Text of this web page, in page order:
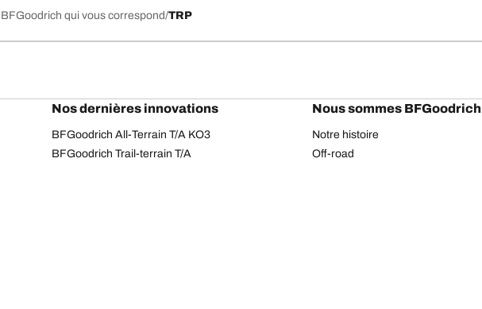
qui vous correspond TRP
Nos dernières innovations
BFGoodrich All-Terrain T/A KO3
BFGoodrich Trail-terrain T/A
Nous sommes BFGoodrich
Notre histoire
Off-road